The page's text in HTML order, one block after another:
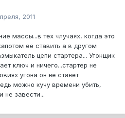
2011
массы...в тех члучаях, когда это
её ставить а в другом
цепи стартера... Угонщик
ключ и ничего...стартер не
угона он не станет
можно кучу времени убить,
не завести...